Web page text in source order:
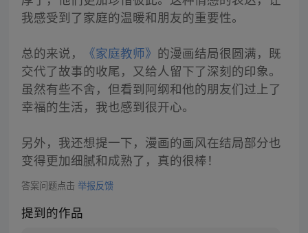
我感受到了家庭的温暖和朋友的重要性。
总的来说， 《家庭教师》 的漫画结局很圆满，既
交代了故事的收尾，又给人留下了深刻的印象。
虽然有些不舍，但看到阿纲和他的朋友们过上了
幸福的生活，我也感到很开心。
另外，我还想提一下，漫画的画风在结局部分也
变得更加细腻和成熟了，真的很棒！
答案问题点击 举报反馈
提到的作品